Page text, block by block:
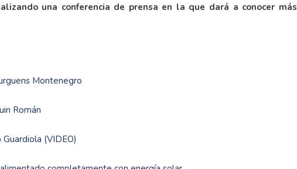
una conferencia de prensa en la que dará a conocer más
Montenegro
Román
(VIDEO)